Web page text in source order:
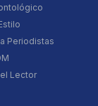
Periodistas
Lector